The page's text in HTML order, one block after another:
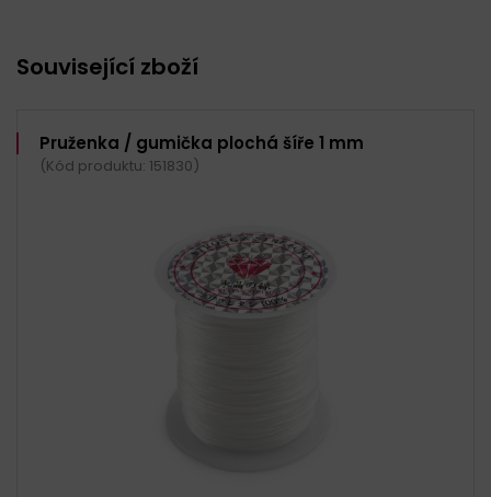
Související zboží
Pruženka / gumička plochá šíře 1 mm
(Kód produktu: 151830)